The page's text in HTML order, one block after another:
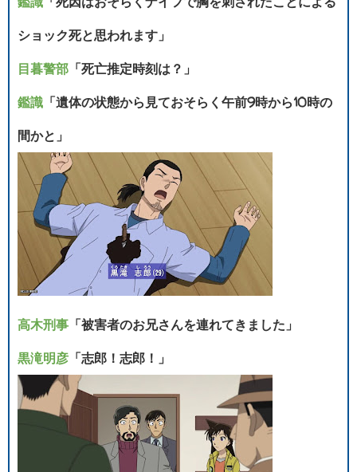
ショック死と思われます」
目暮警部 「死亡推定時刻は？」
鑑識 「遺体の状態から見ておそらく午前9時から10時の
間かと」
高木刑事 「被害者のお兄さんを連れてきました」
黒滝明彦 「志郎！志郎！」